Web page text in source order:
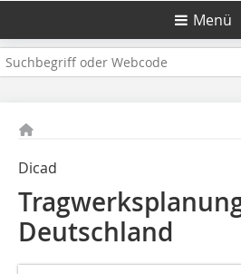
Menü
Dicad
Deutschland